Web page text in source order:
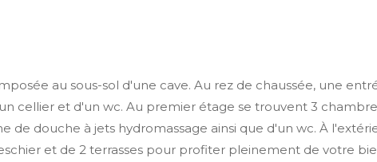
au sous-sol d'une cave. Au rez de chaussée, une
cellier et d'un wc. Au premier étage se trouvent 3
de douche à jets hydromassage ainsi que d'un wc. À
et de 2 terrasses pour profiter pleinement de votre